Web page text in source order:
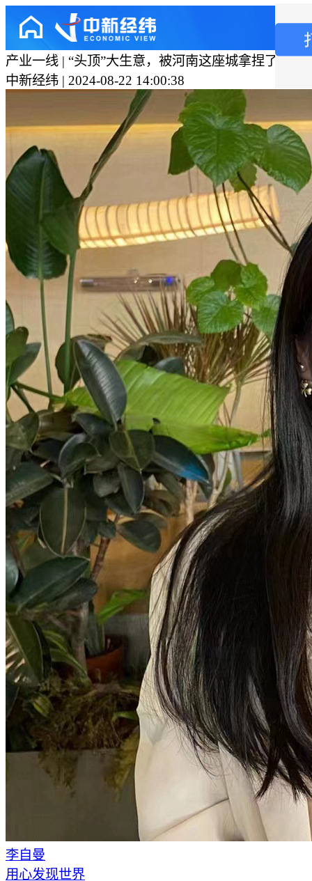
产业一线 | “头顶”大生意，被河南这座城拿捏了！
中新经纬 | 2024-08-22 14:00:38
李自曼
用心发现世界